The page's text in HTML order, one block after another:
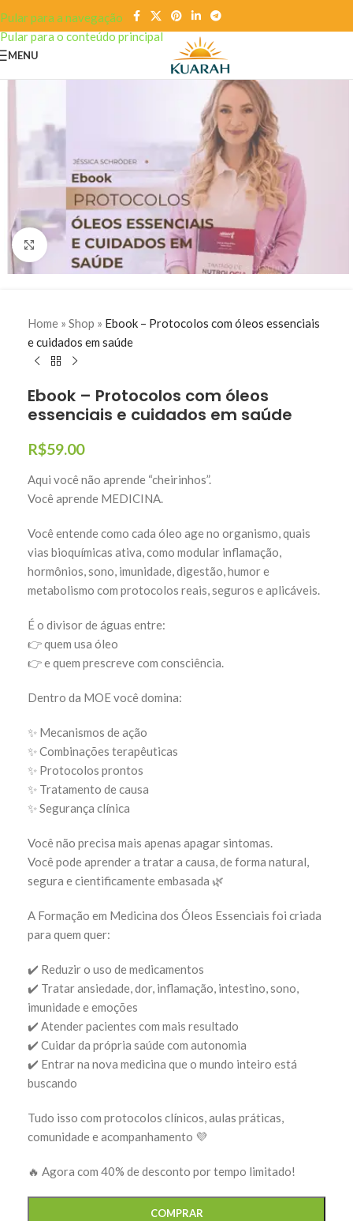
Pular para a navegação
Pular para o conteúdo principal
MENU
Clique para ampliar
Home » Shop » Ebook – Protocolos com óleos essenciais
e cuidados em saúde
Ebook – Protocolos com óleos
essenciais e cuidados em saúde
R$59.00
Aqui você não aprende “cheirinhos”.
Você aprende MEDICINA.
Você entende como cada óleo age no organismo, quais
vias bioquímicas ativa, como modular inflamação,
hormônios, sono, imunidade, digestão, humor e
metabolismo com protocolos reais, seguros e aplicáveis.
É o divisor de águas entre:
👉 quem usa óleo
👉 e quem prescreve com consciência.
Dentro da MOE você domina:
✨ Mecanismos de ação
✨ Combinações terapêuticas
✨ Protocolos prontos
✨ Tratamento de causa
✨ Segurança clínica
Você não precisa mais apenas apagar sintomas.
Você pode aprender a tratar a causa, de forma natural,
segura e cientificamente embasada 🌿
A Formação em Medicina dos Óleos Essenciais foi criada
para quem quer:
✔️ Reduzir o uso de medicamentos
✔️ Tratar ansiedade, dor, inflamação, intestino, sono,
imunidade e emoções
✔️ Atender pacientes com mais resultado
✔️ Cuidar da própria saúde com autonomia
✔️ Entrar na nova medicina que o mundo inteiro está
buscando
Tudo isso com protocolos clínicos, aulas práticas,
comunidade e acompanhamento 💜
🔥 Agora com 40% de desconto por tempo limitado!
COMPRAR